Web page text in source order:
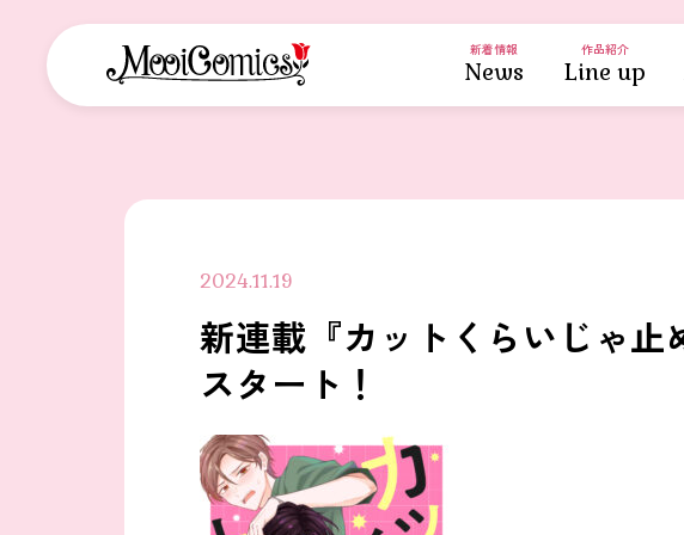
新着情報
News
作品紹介
Line up
2024.11.19
新連載『カットくらいじゃ
スタート！